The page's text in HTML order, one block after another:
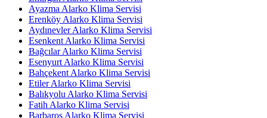
Ayazma Alarko Klima Servisi
Erenköy Alarko Klima Servisi
Aydınevler Alarko Klima Servisi
Esenkent Alarko Klima Servisi
Bağcılar Alarko Klima Servisi
Esenyurt Alarko Klima Servisi
Bahçekent Alarko Klima Servisi
Etiler Alarko Klima Servisi
Balıkyolu Alarko Klima Servisi
Fatih Alarko Klima Servisi
Barbaros Alarko Klima Servisi